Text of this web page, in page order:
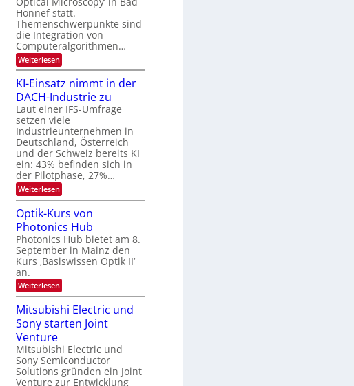
e
l
d
e
t
s
t
a
r
e
s
W
a
c
h
s
t
u
m
i
e
r
s
t
e
n
a
l
b
j
a
Honnef statt.
Themenschwerpunkte sind
die Integration von
Computeralgorithmen…
Weiterlesen:
8
9
.
W
E
-
H
e
r
a
e
u
s
-
S
m
i
n
a
KI-Einsatz nimmt in der
DACH-Industrie zu
Laut einer IFS-Umfrage
setzen viele
Industrieunternehmen in
Deutschland, Österreich
und der Schweiz bereits KI
ein: 43% befinden sich in
der Pilotphase, 27%…
Weiterlesen:
K
-
E
i
n
s
a
z
n
i
m
m
n
d
e
r
Optik-Kurs von
Photonics Hub
Photonics Hub bietet am 8.
September in Mainz den
Kurs ‚Basiswissen Optik II‘
an.
Weiterlesen:
O
p
t
i
K
u
r
s
Mitsubishi Electric und
Sony starten Joint
Venture
Mitsubishi Electric und
Sony Semiconductor
Solutions gründen ein Joint
Venture zur Entwicklung